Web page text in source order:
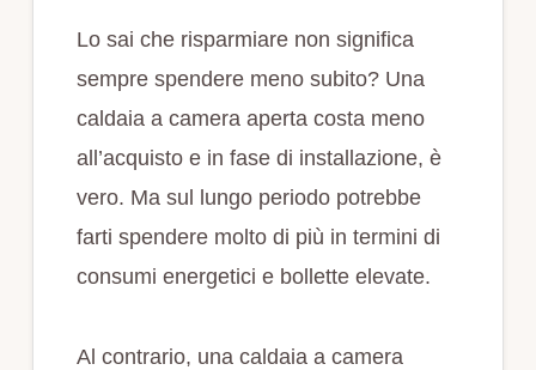
Lo sai che risparmiare non significa
sempre spendere meno subito? Una
caldaia a camera aperta costa meno
all’acquisto e in fase di installazione, è
vero. Ma sul lungo periodo potrebbe
farti spendere molto di più in termini di
consumi energetici e bollette elevate.
Al contrario, una caldaia a camera